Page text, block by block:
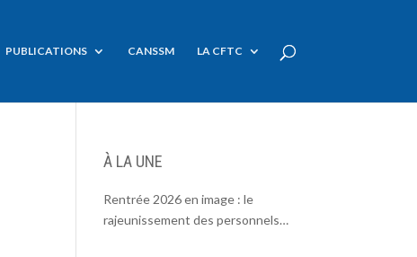
PUBLICATIONS CANSSM LA CFTC
À LA UNE
Rentrée 2026 en image : le
rajeunissement des personnels